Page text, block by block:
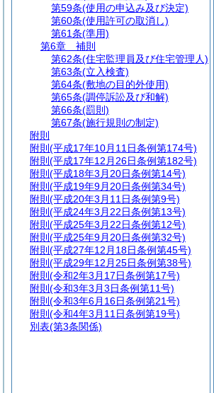
第59条(使用の申込み及び決定)
第60条(使用許可の取消し)
第61条(準用)
第6章
補則
第62条(住宅監理員及び住宅管理人)
第63条(立入検査)
第64条(敷地の目的外使用)
第65条(調停訴訟及び和解)
第66条(罰則)
第67条(施行規則の制定)
附則
附則 (平成17年10月11日条例第174号)
附則 (平成17年12月26日条例第182号)
附則 (平成18年3月20日条例第14号)
附則 (平成19年9月20日条例第34号)
附則 (平成20年3月11日条例第9号)
附則 (平成24年3月22日条例第13号)
附則 (平成25年3月22日条例第12号)
附則 (平成25年9月20日条例第32号)
附則 (平成27年12月18日条例第45号)
附則 (平成29年12月25日条例第38号)
附則 (令和2年3月17日条例第17号)
附則 (令和3年3月3日条例第11号)
附則 (令和3年6月16日条例第21号)
附則 (令和4年3月11日条例第19号)
別表(第3条関係)